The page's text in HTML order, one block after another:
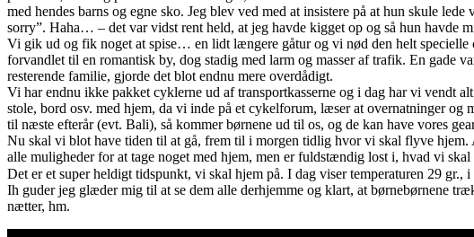
med hendes barns og egne sko. Jeg blev ved med at insistere på at hun skule
sorry”. Haha… – det var vidst rent held, at jeg havde kigget op og så hun havde
Vi gik ud og fik noget at spise… en lidt længere gåtur og vi nød den helt specielle
forvandlet til en romantisk by, dog stadig med larm og masser af trafik. En gade
resterende familie, gjorde det blot endnu mere overdådigt.
Vi har endnu ikke pakket cyklerne ud af transportkasserne og i dag har vi vendt
stole, bord osv. med hjem, da vi inde på et cykelforum, læser at overnatninger og
til næste efterår (evt. Bali), så kommer børnene ud til os, og de kan have vores
Nu skal vi blot have tiden til at gå, frem til i morgen tidlig hvor vi skal flyve
alle muligheder for at tage noget med hjem, men er fuldstændig lost i, hvad vi
Det er et super heldigt tidspunkt, vi skal hjem på. I dag viser temperaturen 29
Ih guder jeg glæder mig til at se dem alle derhjemme og klart, at børnebørnene
nætter, hm.